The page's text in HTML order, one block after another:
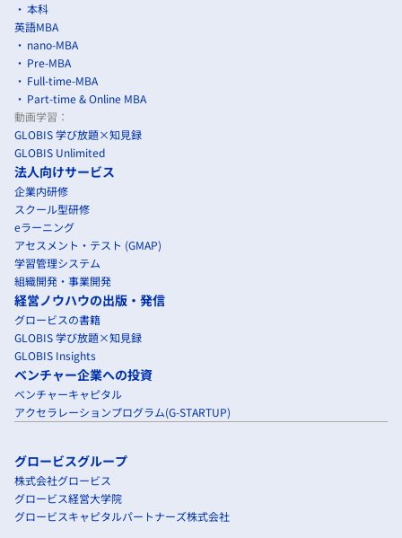
本科
英語MBA
nano-MBA
Pre-MBA
Full-time-MBA
Part-time & Online MBA
動画学習：
GLOBIS 学び放題×知見録
GLOBIS Unlimited
法人向けサービス
企業内研修
スクール型研修
eラーニング
アセスメント・テスト (GMAP)
学習管理システム
組織開発・事業開発
経営ノウハウの出版・発信
グロービスの書籍
GLOBIS 学び放題×知見録
GLOBIS Insights
ベンチャー企業への投資
ベンチャーキャピタル
アクセラレーションプログラム(G-STARTUP)
グロービスグループ
株式会社グロービス
グロービス経営大学院
グロービスキャピタルパートナーズ株式会社